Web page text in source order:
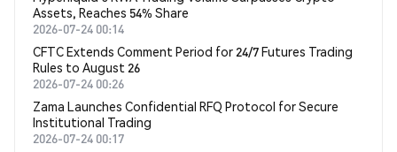
Assets, Reaches 54% Share
2026-07-24 00:14
CFTC Extends Comment Period for 24/7 Futures Trading
Rules to August 26
2026-07-24 00:26
Zama Launches Confidential RFQ Protocol for Secure
Institutional Trading
2026-07-24 00:17